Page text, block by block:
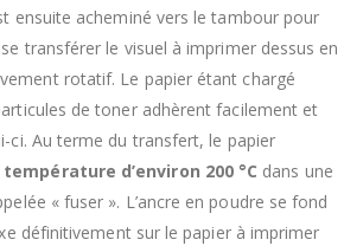
ensuite acheminé vers le tambour pour
transférer le visuel à imprimer dessus en
rotatif. Le papier étant chargé
de toner adhèrent facilement et
ci. Au terme du transfert, le papier
d’environ 200 °C dans une
« fuser ». L’ancre en poudre se fond
définitivement sur le papier à imprimer